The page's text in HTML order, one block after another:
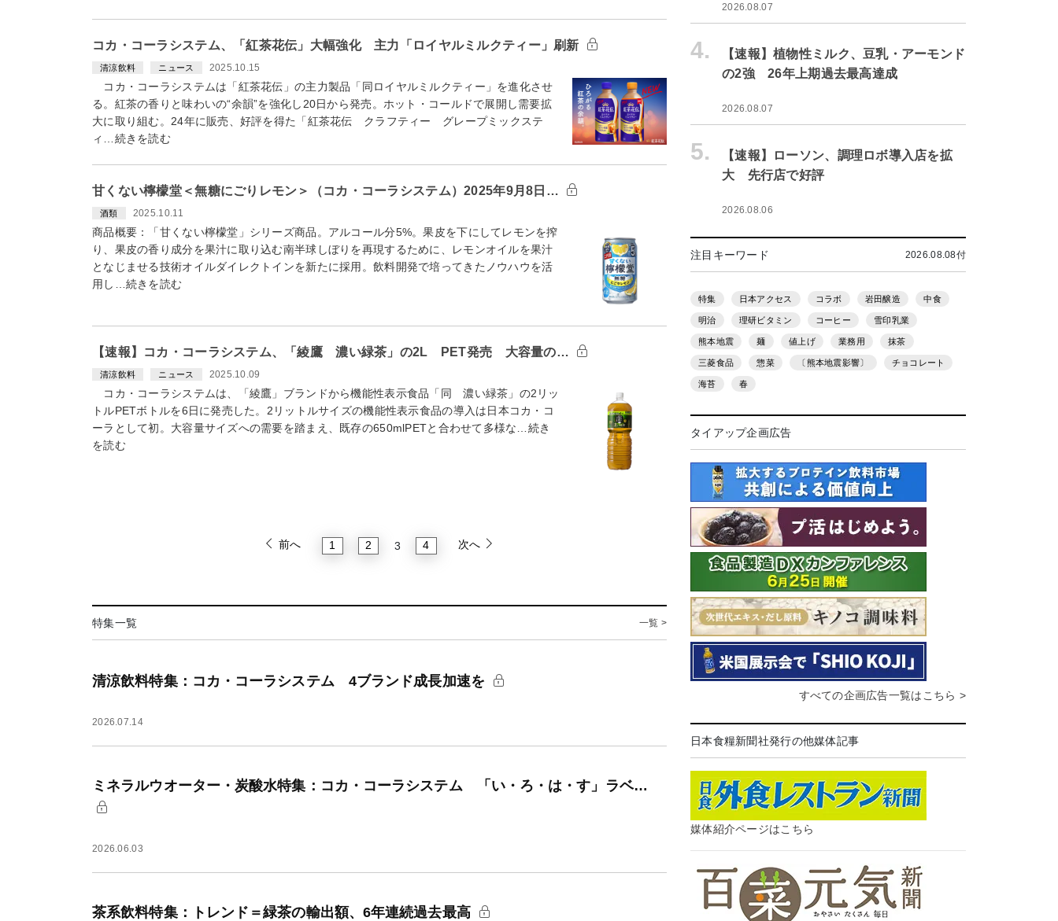
コカ・コーラシステム、「紅茶花伝」大幅強化 主力「ロイヤルミルクティー」刷新
清涼飲料 ニュース 2025.10.15
コカ・コーラシステムは「紅茶花伝」の主力製品「同ロイヤルミルクティー」を進化させ
る。紅茶の香りと味わいの“余韻”を強化し20日から発売。ホット・コールドで展開し需要拡
大に取り組む。24年に販売、好評を得た「紅茶花伝 クラフティー グレープミックステ
ィ…続きを読む
甘くない檸檬堂＜無糖にごりレモン＞（コカ・コーラシステム）2025年9月8日…
酒類 2025.10.11
商品概要：「甘くない檸檬堂」シリーズ商品。アルコール分5%。果皮を下にしてレモンを搾
り、果皮の香り成分を果汁に取り込む南半球しぼりを再現するために、レモンオイルを果汁
となじませる技術オイルダイレクトインを新たに採用。飲料開発で培ってきたノウハウを活
用し…続きを読む
【速報】コカ・コーラシステム、「綾鷹 濃い緑茶」の2L PET発売 大容量の…
清涼飲料 ニュース 2025.10.09
コカ・コーラシステムは、「綾鷹」ブランドから機能性表示食品「同 濃い緑茶」の2リッ
トルPETボトルを6日に発売した。2リットルサイズの機能性表示食品の導入は日本コカ・コ
ーラとして初。大容量サイズへの需要を踏まえ、既存の650mlPETと合わせて多様な…続き
を読む
前へ 1 2 3 4 次へ
特集一覧 一覧 >
清涼飲料特集：コカ・コーラシステム 4ブランド成長加速を
2026.07.14
ミネラルウオーター・炭酸水特集：コカ・コーラシステム 「い・ろ・は・す」ラベ…
2026.06.03
茶系飲料特集：トレンド＝緑茶の輸出額、6年連続過去最高
2026.08.07
4.
【速報】植物性ミルク、豆乳・アーモンド
の2強 26年上期過去最高達成
2026.08.07
5.
【速報】ローソン、調理ロボ導入店を拡
大 先行店で好評
2026.08.06
注目キーワード 2026.08.08付
特集 日本アクセス コラボ 岩田醸造 中食
明治 理研ビタミン コーヒー 雪印乳業
熊本地震 麺 値上げ 業務用 抹茶
三菱食品 惣菜 〔熊本地震影響〕 チョコレート
海苔 春
タイアップ企画広告
すべての企画広告一覧はこちら >
日本食糧新聞社発行の他媒体記事
媒体紹介ページはこちら